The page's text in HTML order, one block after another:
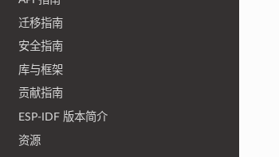
迁移指南
安全指南
库与框架
贡献指南
ESP-IDF 版本简介
资源